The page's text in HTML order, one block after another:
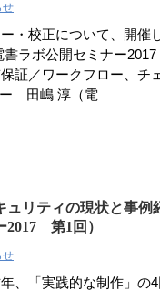
せ
・校正について、開催
書ラボ公開セミナー
証／ワークフロー、チ
田嶋 淳（電
ュリティの現状と事例
2017 第1回）
せ
、「実践的な制作」の